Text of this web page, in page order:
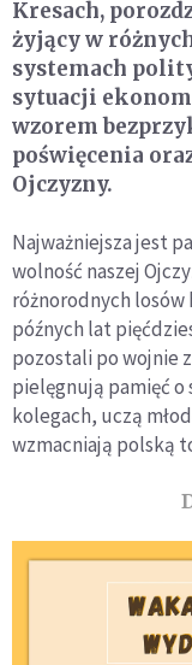
Kresach,
żyjący w
systemach
sytuacji
wzorem
poświęcenia
Ojczyzny.
Najważniejsza jest
wolność naszej
różnorodnych
późnych lat
pozostali po wojnie
pielęgnują pamięć o
kolegach, uczą
wzmacniają polską